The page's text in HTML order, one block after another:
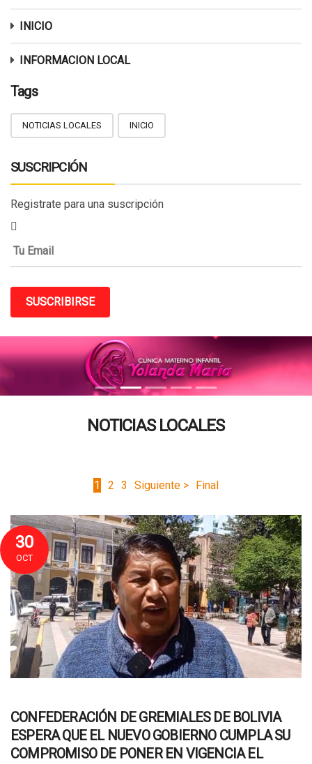
INICIO
INFORMACION LOCAL
Tags
NOTICIAS LOCALES INICIO
SUSCRIPCIÓN
Registrate para una suscripción
SUSCRIBIRSE
NOTICIAS LOCALES
1 2 3 Siguiente > Final
30
OCT
CONFEDERACIÓN DE GREMIALES DE BOLIVIA
ESPERA QUE EL NUEVO GOBIERNO CUMPLA SU
COMPROMISO DE PONER EN VIGENCIA EL